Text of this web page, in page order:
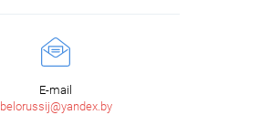
E-mail
belorussij@yandex.by